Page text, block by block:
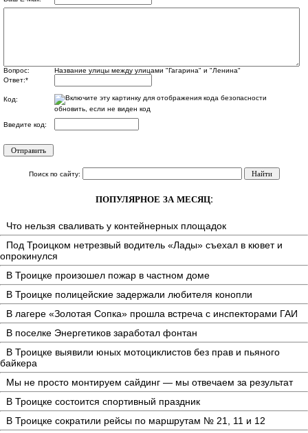
Вопрос:
Название улицы между улицами "Гагарина" и "Ленина"
Ответ:*
Код:
обновить, если не виден код
Введите код:
Поиск по сайту:
ПОПУЛЯРНОЕ ЗА МЕСЯЦ:
Что нельзя сваливать у контейнерных площадок
Под Троицком нетрезвый водитель «Лады» съехал в кювет и
опрокинулся
В Троицке произошел пожар в частном доме
В Троицке полицейские задержали любителя конопли
В лагере «Золотая Сопка» прошла встреча с инспекторами ГАИ
В поселке Энергетиков заработал фонтан
В Троицке выявили юных мотоциклистов без прав и пьяного
байкера
Мы не просто монтируем сайдинг — мы отвечаем за результат
В Троицке состоится спортивный праздник
В Троицке сократили рейсы по маршрутам № 21, 11 и 12